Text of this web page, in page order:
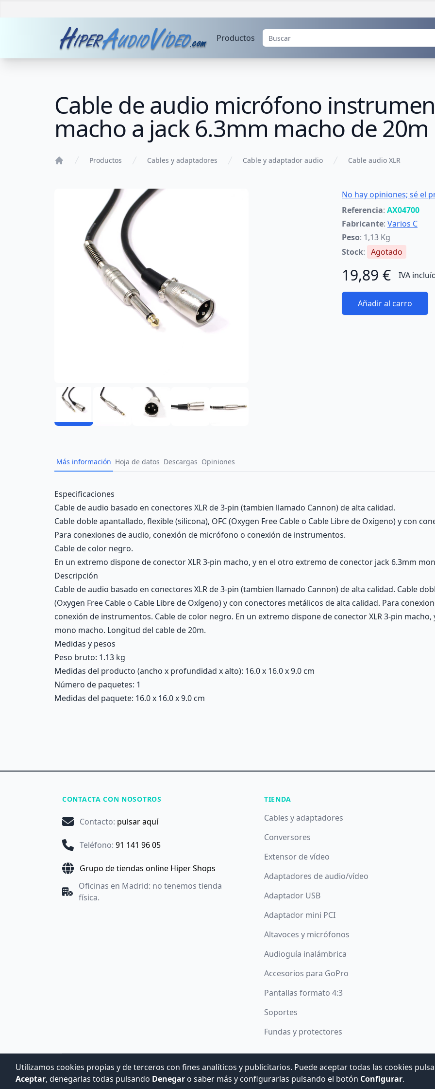
Productos
Cable de audio micrófono
macho a jack 6.3mm macho de 20m
Productos Cables y adaptadores Cable y adaptador audio Cable audio XLR
No hay opiniones; sé el
Referencia: AX04700
Fabricante: Varios C
Peso: 1,13 Kg
Stock: Agotado
19,89 € IVA
Añadir al carro
Más información Hoja de datos Descargas Opiniones
Description
Especificaciones
Cable de audio basado en conectores XLR de 3-pin (tambien llamado Cannon) de alta calidad.
Cable doble apantallado, flexible (silicona), OFC (Oxygen Free Cable o Cable Libre de Oxígeno) y con
Para conexiones de audio, conexión de micrófono o conexión de instrumentos.
Cable de color negro.
En un extremo dispone de conector XLR 3-pin macho, y en el otro extremo de conector jack 6.3mm
Descripción
Cable de audio basado en conectores XLR de 3-pin (tambien llamado Cannon) de alta calidad. Cable
(Oxygen Free Cable o Cable Libre de Oxígeno) y con conectores metálicos de alta calidad. Para
conexión de instrumentos. Cable de color negro. En un extremo dispone de conector XLR 3-pin
mono macho. Longitud del cable de 20m.
Medidas y pesos
Peso bruto: 1.13 kg
Medidas del producto (ancho x profundidad x alto): 16.0 x 16.0 x 9.0 cm
Número de paquetes: 1
Medidas del paquete: 16.0 x 16.0 x 9.0 cm
CONTACTA CON NOSOTROS
Contacto: pulsar aquí
Teléfono: 91 141 96 05
Grupo de tiendas online Hiper Shops
Oficinas en Madrid: no tenemos tienda
física.
TIENDA
Cables y adaptadores
Conversores
Extensor de vídeo
Adaptadores de audio/vídeo
Adaptador USB
Adaptador mini PCI
Altavoces y micrófonos
Audioguía inalámbrica
Accesorios para GoPro
Pantallas formato 4:3
Soportes
Fundas y protectores
© 2008 -2026 Hogar Digital e Inmótica Ingenieros, S.L.
Utilizamos cookies propias y de terceros con fines analíticos y publicitarios. Puede aceptar todas las cookies
Aceptar, denegarlas todas pulsando Denegar o saber más y configurarlas pulsando el botón Configurar.